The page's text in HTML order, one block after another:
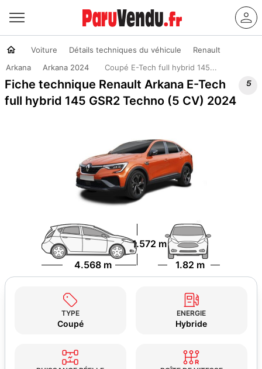
Voiture Détails techniques du véhicule
Renault
Arkana
Arkana 2024 Coupé E-Tech full hybrid 145...
Fiche technique Renault Arkana E-Tech
full hybrid 145 GSR2 Techno (5 CV) 2024

4.568 m 1.82 m
1.572 m
TYPE
Coupé
ENERGIE
Hybride